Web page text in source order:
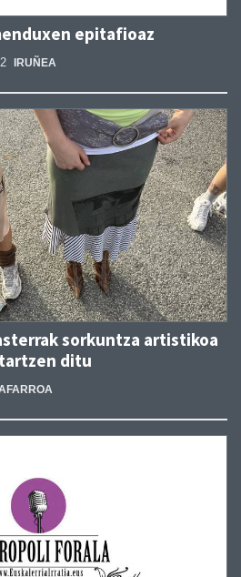
epitafioaz
IRUÑEA
sorkuntza artistikoa
ditu